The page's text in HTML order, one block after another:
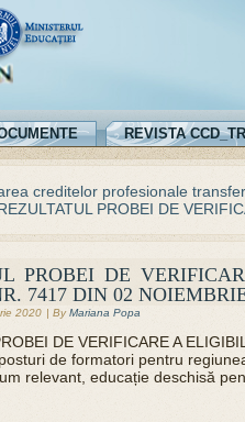
REVISTA CCD_TR
creditelor profesionale
PROBEI DE
PROBEI DE
7417 DIN 02
2020 | By Mariana Popa
DE VERIFICARE A
de formatori pentru
relevant, educație deschisă